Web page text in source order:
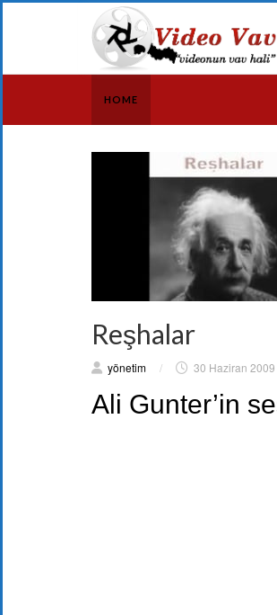
HOME
Reşhalar
yönetim / 30 Haziran 2009
Ali Gunter’in